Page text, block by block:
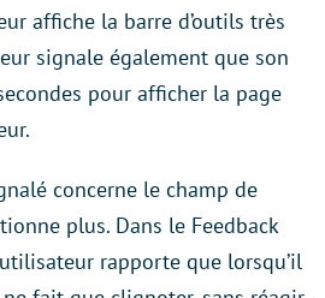
affiche la barre d’outils très
signale également que son
pour afficher la page
concerne le champ de
plus. Dans le Feedback
rapporte que lorsqu’il